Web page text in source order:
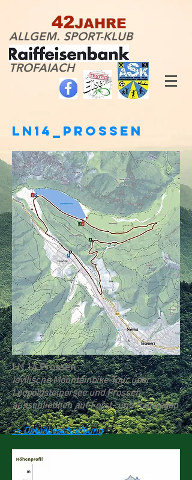
42JAHRE
ALLGEM. SPORT-KLUB
TROFAIACH
LN14_PROSSEN
LN 14 Prossen
Idyllische Mountainbike-Tour über
Leopoldsteinersee und Prossen
ausschließlich auf Forst- und Radwegen
-> Detailbeschreibung